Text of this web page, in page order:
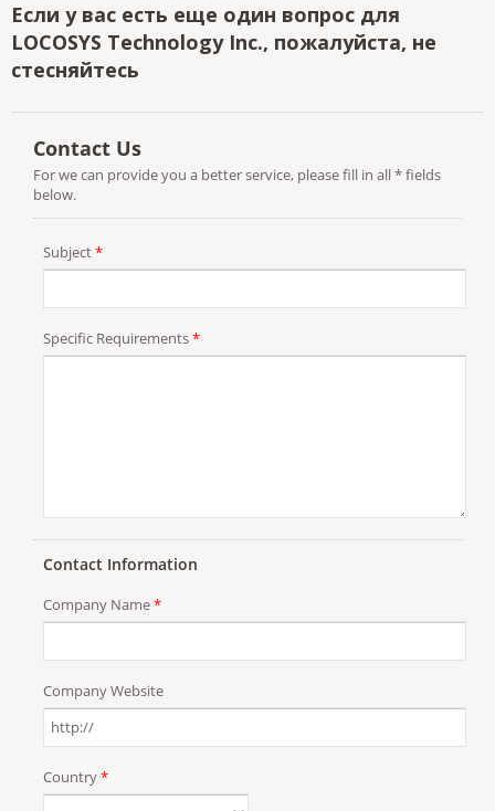
Если у вас есть еще один вопрос для
LOCOSYS Technology Inc., пожалуйста, не
стесняйтесь